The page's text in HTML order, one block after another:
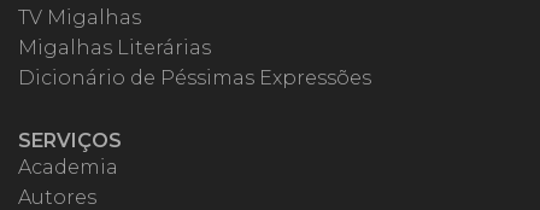
TV Migalhas
Migalhas Literárias
Dicionário de Péssimas Expressões
SERVIÇOS
Academia
Autores